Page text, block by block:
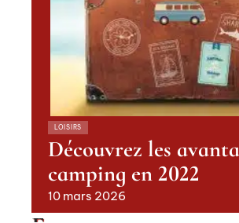
LOISIRS
Découvrez les
camping en 2022
10 mars 2026